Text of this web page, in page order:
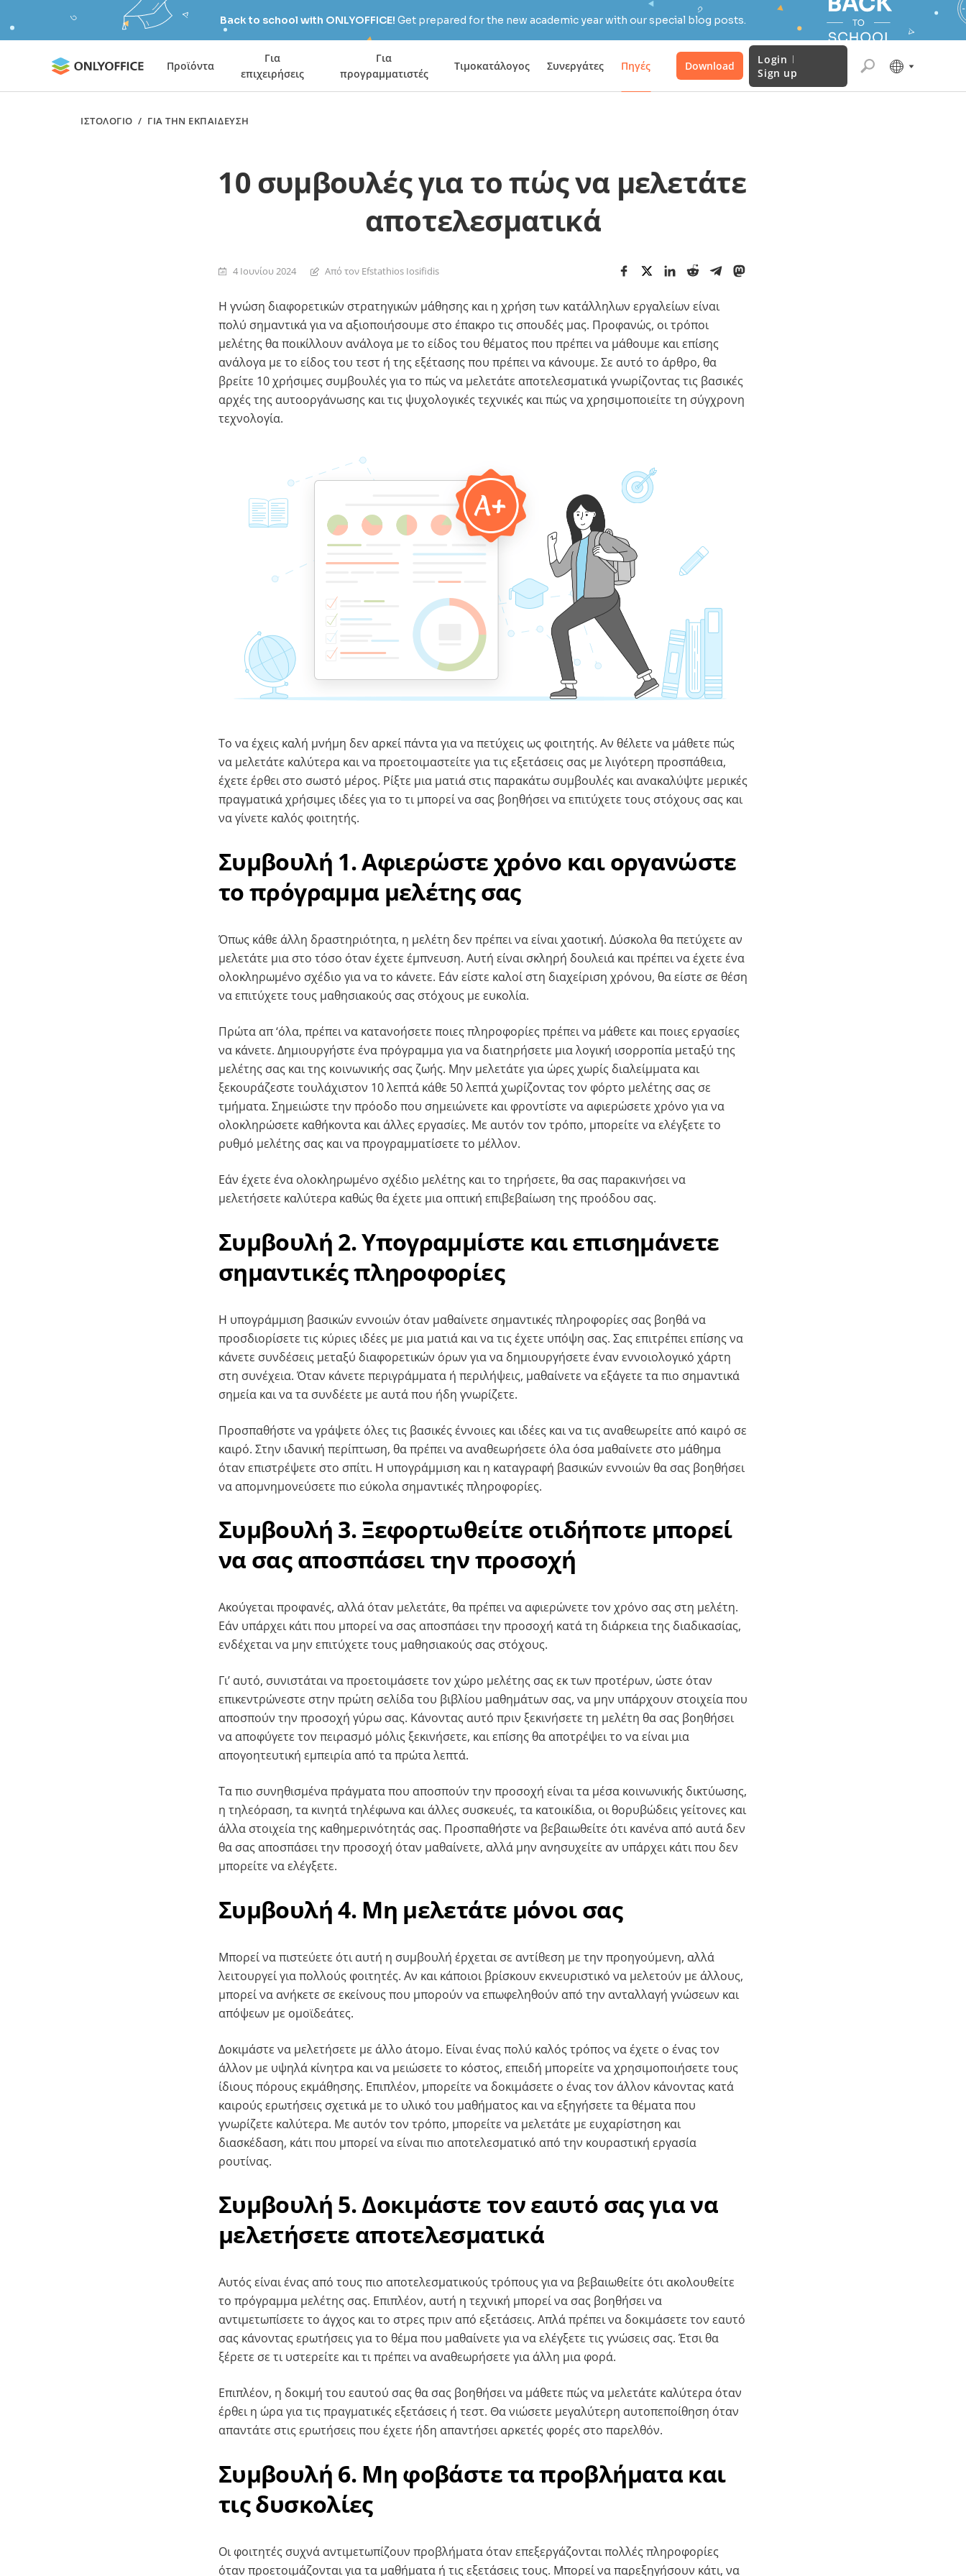
Back to school with ONLYOFFICE! Get prepared for the new academic year with our special blog posts.
Προϊόντα
Για
επιχειρήσεις
Για
προγραμματιστές
Τιμοκατάλογος Συνεργάτες Πηγές Download
Login
Sign up
ΙΣΤΟΛΌΓΙΟ / ΓΙΑ ΤΗΝ ΕΚΠΑΊΔΕΥΣΗ
10 συμβουλές για το πώς να μελετάτε
αποτελεσματικά
4 Ιουνίου 2024 Από τον Efstathios Iosifidis
Η γνώση διαφορετικών στρατηγικών μάθησης και η χρήση των κατάλληλων εργαλείων είναι
πολύ σημαντικά για να αξιοποιήσουμε στο έπακρο τις σπουδές μας. Προφανώς, οι τρόποι
μελέτης θα ποικίλλουν ανάλογα με το είδος του θέματος που πρέπει να μάθουμε και επίσης
ανάλογα με το είδος του τεστ ή της εξέτασης που πρέπει να κάνουμε. Σε αυτό το άρθρο, θα
βρείτε 10 χρήσιμες συμβουλές για το πώς να μελετάτε αποτελεσματικά γνωρίζοντας τις βασικές
αρχές της αυτοοργάνωσης και τις ψυχολογικές τεχνικές και πώς να χρησιμοποιείτε τη σύγχρονη
τεχνολογία.
Το να έχεις καλή μνήμη δεν αρκεί πάντα για να πετύχεις ως φοιτητής. Αν θέλετε να μάθετε πώς
να μελετάτε καλύτερα και να προετοιμαστείτε για τις εξετάσεις σας με λιγότερη προσπάθεια,
έχετε έρθει στο σωστό μέρος. Ρίξτε μια ματιά στις παρακάτω συμβουλές και ανακαλύψτε μερικές
πραγματικά χρήσιμες ιδέες για το τι μπορεί να σας βοηθήσει να επιτύχετε τους στόχους σας και
να γίνετε καλός φοιτητής.
Συμβουλή 1. Αφιερώστε χρόνο και οργανώστε
το πρόγραμμα μελέτης σας
Όπως κάθε άλλη δραστηριότητα, η μελέτη δεν πρέπει να είναι χαοτική. Δύσκολα θα πετύχετε αν
μελετάτε μια στο τόσο όταν έχετε έμπνευση. Αυτή είναι σκληρή δουλειά και πρέπει να έχετε ένα
ολοκληρωμένο σχέδιο για να το κάνετε. Εάν είστε καλοί στη διαχείριση χρόνου, θα είστε σε θέση
να επιτύχετε τους μαθησιακούς σας στόχους με ευκολία.
Πρώτα απ ‘όλα, πρέπει να κατανοήσετε ποιες πληροφορίες πρέπει να μάθετε και ποιες εργασίες
να κάνετε. Δημιουργήστε ένα πρόγραμμα για να διατηρήσετε μια λογική ισορροπία μεταξύ της
μελέτης σας και της κοινωνικής σας ζωής. Μην μελετάτε για ώρες χωρίς διαλείμματα και
ξεκουράζεστε τουλάχιστον 10 λεπτά κάθε 50 λεπτά χωρίζοντας τον φόρτο μελέτης σας σε
τμήματα. Σημειώστε την πρόοδο που σημειώνετε και φροντίστε να αφιερώσετε χρόνο για να
ολοκληρώσετε καθήκοντα και άλλες εργασίες. Με αυτόν τον τρόπο, μπορείτε να ελέγξετε το
ρυθμό μελέτης σας και να προγραμματίσετε το μέλλον.
Εάν έχετε ένα ολοκληρωμένο σχέδιο μελέτης και το τηρήσετε, θα σας παρακινήσει να
μελετήσετε καλύτερα καθώς θα έχετε μια οπτική επιβεβαίωση της προόδου σας.
Συμβουλή 2. Υπογραμμίστε και επισημάνετε
σημαντικές πληροφορίες
Η υπογράμμιση βασικών εννοιών όταν μαθαίνετε σημαντικές πληροφορίες σας βοηθά να
προσδιορίσετε τις κύριες ιδέες με μια ματιά και να τις έχετε υπόψη σας. Σας επιτρέπει επίσης να
κάνετε συνδέσεις μεταξύ διαφορετικών όρων για να δημιουργήσετε έναν εννοιολογικό χάρτη
στη συνέχεια. Όταν κάνετε περιγράμματα ή περιλήψεις, μαθαίνετε να εξάγετε τα πιο σημαντικά
σημεία και να τα συνδέετε με αυτά που ήδη γνωρίζετε.
Προσπαθήστε να γράψετε όλες τις βασικές έννοιες και ιδέες και να τις αναθεωρείτε από καιρό σε
καιρό. Στην ιδανική περίπτωση, θα πρέπει να αναθεωρήσετε όλα όσα μαθαίνετε στο μάθημα
όταν επιστρέψετε στο σπίτι. Η υπογράμμιση και η καταγραφή βασικών εννοιών θα σας βοηθήσει
να απομνημονεύσετε πιο εύκολα σημαντικές πληροφορίες.
Συμβουλή 3. Ξεφορτωθείτε οτιδήποτε μπορεί
να σας αποσπάσει την προσοχή
Ακούγεται προφανές, αλλά όταν μελετάτε, θα πρέπει να αφιερώνετε τον χρόνο σας στη μελέτη.
Εάν υπάρχει κάτι που μπορεί να σας αποσπάσει την προσοχή κατά τη διάρκεια της διαδικασίας,
ενδέχεται να μην επιτύχετε τους μαθησιακούς σας στόχους.
Γι’ αυτό, συνιστάται να προετοιμάσετε τον χώρο μελέτης σας εκ των προτέρων, ώστε όταν
επικεντρώνεστε στην πρώτη σελίδα του βιβλίου μαθημάτων σας, να μην υπάρχουν στοιχεία που
αποσπούν την προσοχή γύρω σας. Κάνοντας αυτό πριν ξεκινήσετε τη μελέτη θα σας βοηθήσει
να αποφύγετε τον πειρασμό μόλις ξεκινήσετε, και επίσης θα αποτρέψει το να είναι μια
απογοητευτική εμπειρία από τα πρώτα λεπτά.
Τα πιο συνηθισμένα πράγματα που αποσπούν την προσοχή είναι τα μέσα κοινωνικής δικτύωσης,
η τηλεόραση, τα κινητά τηλέφωνα και άλλες συσκευές, τα κατοικίδια, οι θορυβώδεις γείτονες και
άλλα στοιχεία της καθημερινότητάς σας. Προσπαθήστε να βεβαιωθείτε ότι κανένα από αυτά δεν
θα σας αποσπάσει την προσοχή όταν μαθαίνετε, αλλά μην ανησυχείτε αν υπάρχει κάτι που δεν
μπορείτε να ελέγξετε.
Συμβουλή 4. Μη μελετάτε μόνοι σας
Μπορεί να πιστεύετε ότι αυτή η συμβουλή έρχεται σε αντίθεση με την προηγούμενη, αλλά
λειτουργεί για πολλούς φοιτητές. Αν και κάποιοι βρίσκουν εκνευριστικό να μελετούν με άλλους,
μπορεί να ανήκετε σε εκείνους που μπορούν να επωφεληθούν από την ανταλλαγή γνώσεων και
απόψεων με ομοϊδεάτες.
Δοκιμάστε να μελετήσετε με άλλο άτομο. Είναι ένας πολύ καλός τρόπος να έχετε ο ένας τον
άλλον με υψηλά κίνητρα και να μειώσετε το κόστος, επειδή μπορείτε να χρησιμοποιήσετε τους
ίδιους πόρους εκμάθησης. Επιπλέον, μπορείτε να δοκιμάσετε ο ένας τον άλλον κάνοντας κατά
καιρούς ερωτήσεις σχετικά με το υλικό του μαθήματος και να εξηγήσετε τα θέματα που
γνωρίζετε καλύτερα. Με αυτόν τον τρόπο, μπορείτε να μελετάτε με ευχαρίστηση και
διασκέδαση, κάτι που μπορεί να είναι πιο αποτελεσματικό από την κουραστική εργασία
ρουτίνας.
Συμβουλή 5. Δοκιμάστε τον εαυτό σας για να
μελετήσετε αποτελεσματικά
Αυτός είναι ένας από τους πιο αποτελεσματικούς τρόπους για να βεβαιωθείτε ότι ακολουθείτε
το πρόγραμμα μελέτης σας. Επιπλέον, αυτή η τεχνική μπορεί να σας βοηθήσει να
αντιμετωπίσετε το άγχος και το στρες πριν από εξετάσεις. Απλά πρέπει να δοκιμάσετε τον εαυτό
σας κάνοντας ερωτήσεις για το θέμα που μαθαίνετε για να ελέγξετε τις γνώσεις σας. Έτσι θα
ξέρετε σε τι υστερείτε και τι πρέπει να αναθεωρήσετε για άλλη μια φορά.
Επιπλέον, η δοκιμή του εαυτού σας θα σας βοηθήσει να μάθετε πώς να μελετάτε καλύτερα όταν
έρθει η ώρα για τις πραγματικές εξετάσεις ή τεστ. Θα νιώσετε μεγαλύτερη αυτοπεποίθηση όταν
απαντάτε στις ερωτήσεις που έχετε ήδη απαντήσει αρκετές φορές στο παρελθόν.
Συμβουλή 6. Μη φοβάστε τα προβλήματα και
τις δυσκολίες
Οι φοιτητές συχνά αντιμετωπίζουν προβλήματα όταν επεξεργάζονται πολλές πληροφορίες
όταν προετοιμάζονται για τα μαθήματα ή τις εξετάσεις τους. Μπορεί να παρεξηγήσουν κάτι, να